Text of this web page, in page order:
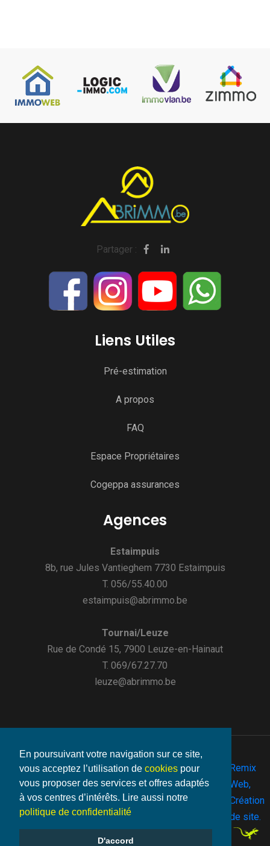
En poursuivant votre navigation sur ce site,
vous acceptez l’utilisation de cookies pour
vous proposer des services et offres adaptés
à vos centres d’intérêts. Lire aussi notre
politique de confidentialité
D'accord
Partager :
Liens Utiles
Pré-estimation
A propos
FAQ
Espace Propriétaires
Cogeppa assurances
Agences
Estaimpuis
8b, rue Jules Vantieghem 7730 Estaimpuis
T. 056/55.40.00
estaimpuis@abrimmo.be
Tournai/Leuze
Rue de Condé 15, 7900 Leuze-en-Hainaut
T. 069/67.27.70
leuze@abrimmo.be
©2026
Abrimmo.beMentions-
Vie
privée
-Cookies
Remix
Web,
Création
de site.